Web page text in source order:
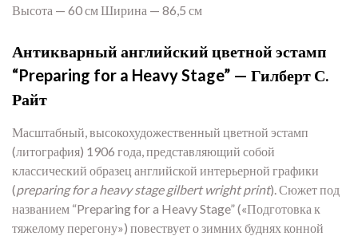
Высота — 60 см Ширина — 86,5 см
Антикварный английский цветной эстамп
“Preparing for a Heavy Stage” — Гилберт С.
Райт
Масштабный, высокохудожественный цветной эстамп
(литография) 1906 года, представляющий собой
классический образец английской интерьерной графики
(preparing for a heavy stage gilbert wright print). Сюжет под
названием “Preparing for a Heavy Stage” («Подготовка к
тяжелому перегону») повествует о зимних буднях конной